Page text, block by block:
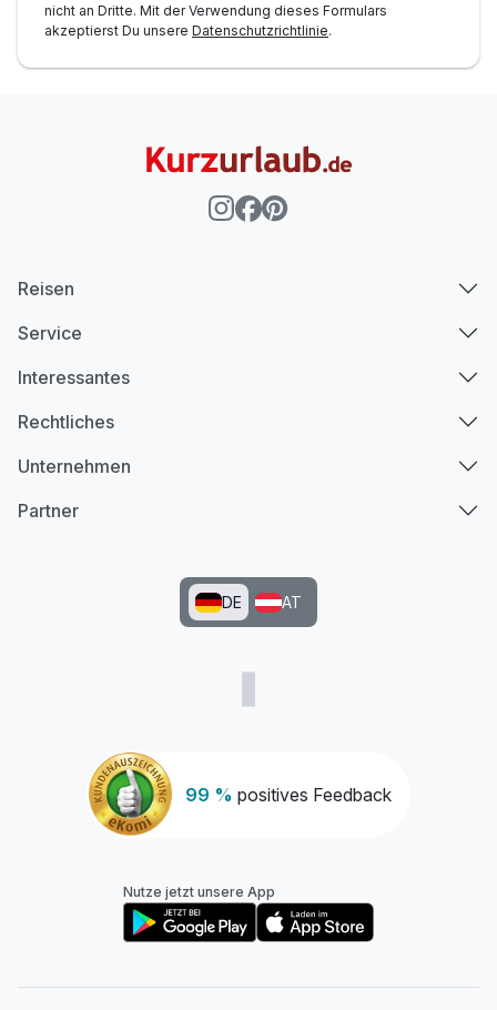
nicht an Dritte. Mit der Verwendung dieses Formulars
akzeptierst Du unsere Datenschutzrichtlinie.
99 % positives Feedback
Reisen
Service
Interessantes
Rechtliches
Unternehmen
Partner
DE AT
Nutze jetzt unsere App